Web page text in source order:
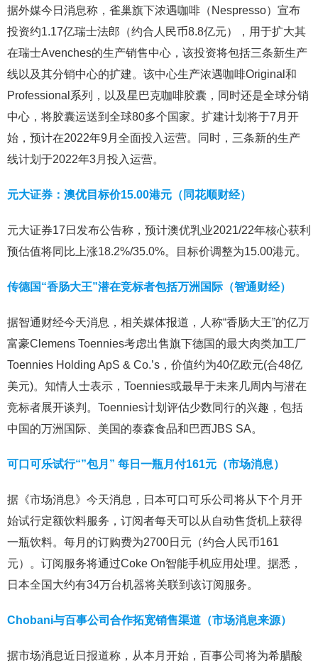
据外媒今日消息称，雀巢旗下浓遇咖啡（Nespresso）宣布
投资约1.17亿瑞士法郎（约合人民币8.8亿元），用于扩大其
在瑞士Avenches的生产销售中心，该投资将包括三条新生产
线以及其分销中心的扩建。该中心生产浓遇咖啡Original和
Professional系列，以及星巴克咖啡胶囊，同时还是全球分销
中心，将胶囊运送到全球80多个国家。扩建计划将于7月开
始，预计在2022年9月全面投入运营。同时，三条新的生产
线计划于2022年3月投入运营。
元大证券：澳优目标价15.00港元（同花顺财经）
元大证券17日发布公告称，预计澳优乳业2021/22年核心获利
预估值将同比上涨18.2%/35.0%。目标价调整为15.00港元。
传德国“香肠大王”潜在竞标者包括万洲国际（智通财经）
据智通财经今天消息，相关媒体报道，人称“香肠大王”的亿万
富豪Clemens Toennies考虑出售旗下德国的最大肉类加工厂
Toennies Holding ApS & Co.’s，价值约为40亿欧元(合48亿
美元)。知情人士表示，Toennies或最早于未来几周内与潜在
竞标者展开谈判。Toennies计划评估少数同行的兴趣，包括
中国的万洲国际、美国的泰森食品和巴西JBS SA。
可口可乐试行“”包月” 每日一瓶月付161元（市场消息）
据《市场消息》今天消息，日本可口可乐公司将从下个月开
始试行定额饮料服务，订阅者每天可以从自动售货机上获得
一瓶饮料。每月的订购费为2700日元（约合人民币161
元）。订阅服务将通过Coke On智能手机应用处理。据悉，
日本全国大约有34万台机器将关联到该订阅服务。
Chobani与百事公司合作拓宽销售渠道（市场消息来源）
据市场消息近日报道称，从本月开始，百事公司将为希腊酸